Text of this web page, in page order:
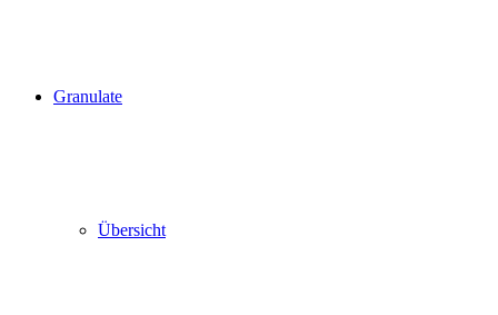
Granulate
Übersicht